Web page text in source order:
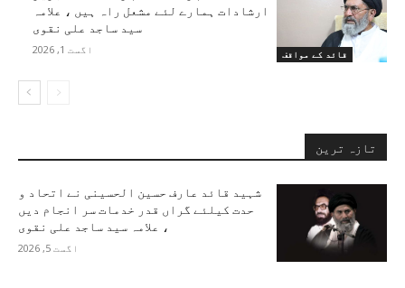
قائد کے مواقف
ارشادات ہمارے لئے مشعل راہ ہیں ، علامہ
سید ساجد علی نقوی
اگست 1, 2026
تازہ ترین
شہید قائد عارف حسین الحسینی نے اتحاد و
حدت کیلئے گراں قدر خدمات سر انجام دیں
، علامہ سید ساجد علی نقوی
اگست 5, 2026